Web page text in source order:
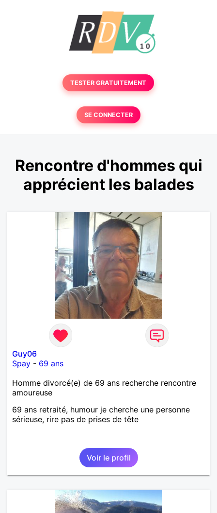
TESTER GRATUITEMENT
SE CONNECTER
Rencontre d'hommes qui
apprécient les balades
Guy06
Spay - 69 ans
Homme divorcé(e) de 69 ans recherche rencontre
amoureuse
69 ans retraité, humour je cherche une personne
sérieuse, rire pas de prises de tête
Voir le profil